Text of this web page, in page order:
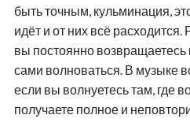
быть точным, кульминация,
идёт и от них всё
вы постоянно возвращаетесь
сами волноваться. В музыке
если вы волнуетесь там, где
получаете полное и